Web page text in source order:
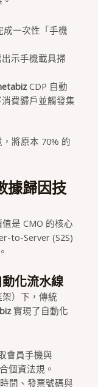
成一次性「手機
示手機載具掃
CDP 自動
費歸戶並觸發集
將原本 70% 的
據歸因技
是 CMO 的核心
to-Server (S2S)
化流水線
）下，傳統
實現了自動化
會員手機與
個資法規。
間、發票號碼與